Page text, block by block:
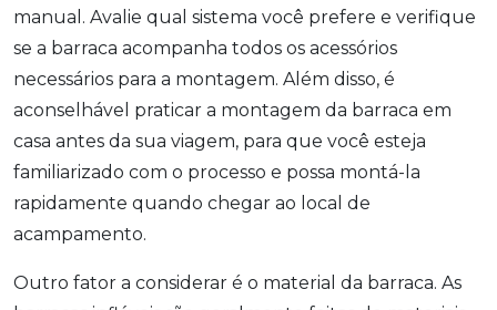
manual. Avalie qual sistema você prefere e verifique
se a barraca acompanha todos os acessórios
necessários para a montagem. Além disso, é
aconselhável praticar a montagem da barraca em
casa antes da sua viagem, para que você esteja
familiarizado com o processo e possa montá-la
rapidamente quando chegar ao local de
acampamento.
Outro fator a considerar é o material da barraca. As